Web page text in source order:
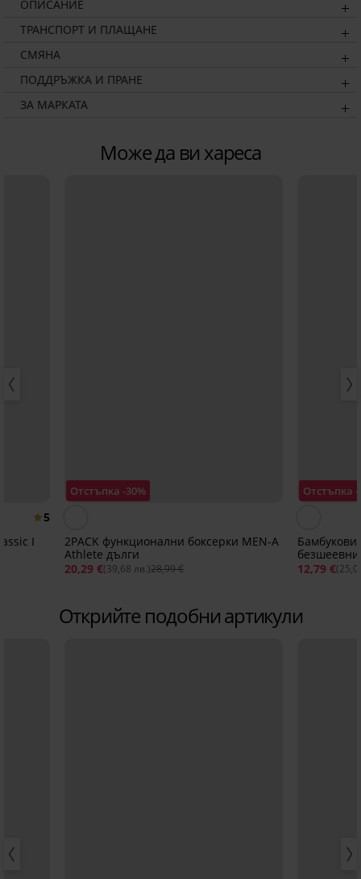
ОПИСАНИЕ
ТРАНСПОРТ И ПЛАЩАНЕ
СМЯНА
ПОДДРЪЖКА И ПРАНЕ
ЗА МАРКАТА
Може да ви хареса
5
I
Отстъпка -30%
2PACK функционални боксерки MEN-A
Athlete дълги
20,29 €(39,68 лв.)28,99 €
Отстъпка -
Бамбукови
безшеевни
12,79 €
Открийте подобни артикули